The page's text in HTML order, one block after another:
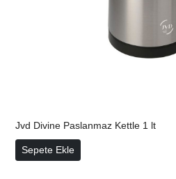
Jvd Divine Paslanmaz Kettle 1 lt
Sepete Ekle